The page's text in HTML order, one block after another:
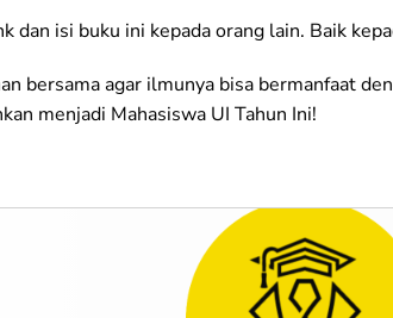
dan isi buku ini kepada orang lain. Baik
bersama agar ilmunya bisa bermanfaat
menjadi Mahasiswa UI Tahun Ini!